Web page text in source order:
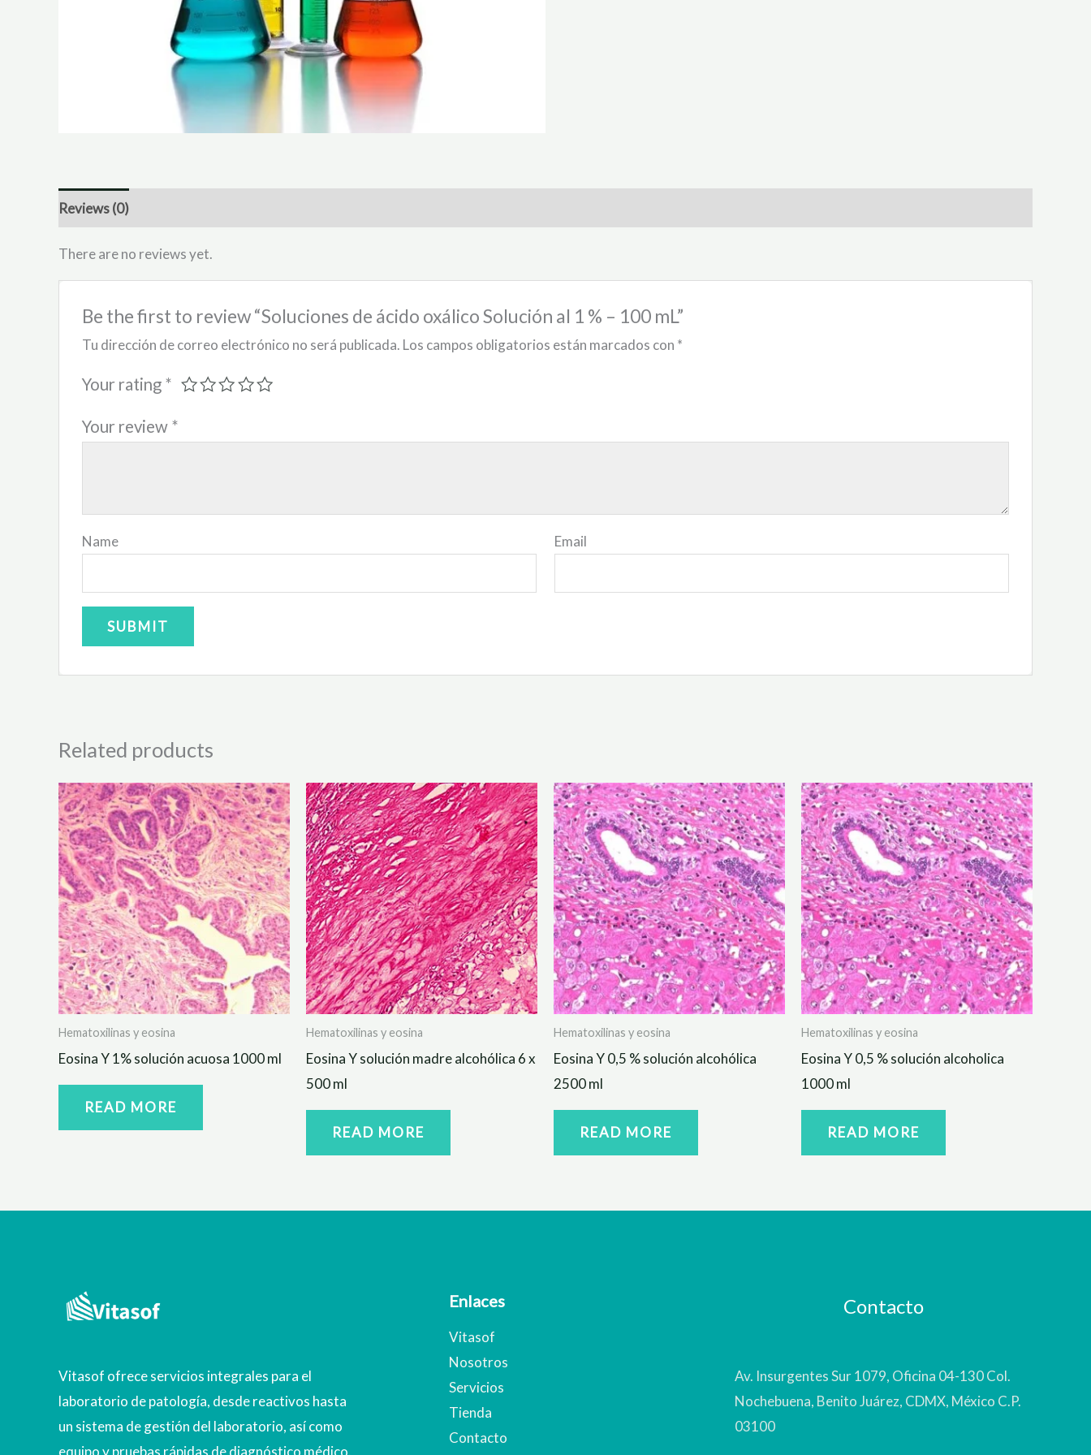
Reviews (0)
There are no reviews yet.
Be the first to review “Soluciones de ácido oxálico Solución al 1 % – 100 mL”
Tu dirección de correo electrónico no será publicada. Los campos obligatorios están marcados con *
Your rating *
Your review *
Name Email
Related products
Hematoxilinas y eosina
Eosina Y 1% solución acuosa 1000 ml
READ MORE
Hematoxilinas y eosina
Eosina Y solución madre alcohólica 6 x
500 ml
READ MORE
Hematoxilinas y eosina
Eosina Y 0,5 % solución alcohólica
2500 ml
READ MORE
Hematoxilinas y eosina
Eosina Y 0,5 % solución alcoholica
1000 ml
READ MORE
Vitasof ofrece servicios integrales para el
laboratorio de patología, desde reactivos hasta
un sistema de gestión del laboratorio, así como
equipo y pruebas rápidas de diagnóstico médico.
Enlaces
Vitasof
Nosotros
Servicios
Tienda
Contacto
Contacto
Av. Insurgentes Sur 1079, Oficina 04-130 Col.
Nochebuena, Benito Juárez, CDMX, México C.P.
03100